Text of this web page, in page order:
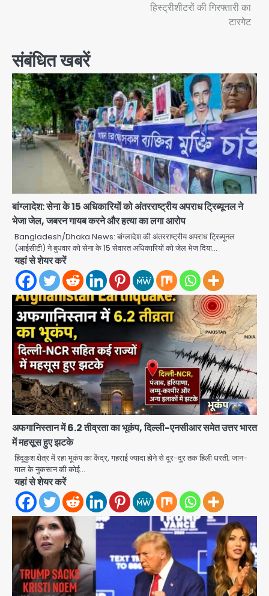
हिस्ट्रीशीटरों की गिरफ्तारी का
टारगेट
संबंधित खबरें
बांग्लादेश: सेना के 15 अधिकारियों को अंतरराष्ट्रीय अपराध ट्रिब्यूनल ने
भेजा जेल, जबरन गायब करने और हत्या का लगा आरोप
Bangladesh/Dhaka News: बांग्लादेश की अंतरराष्ट्रीय अपराध ट्रिब्यूनल
(आईसीटी) ने बुधवार को सेना के 15 सेवारत अधिकारियों को जेल भेज दिया…
यहां से शेयर करें
अफगानिस्तान में 6.2 तीव्रता का भूकंप, दिल्ली-एनसीआर समेत उत्तर भारत
में महसूस हुए झटके
हिंदूकुश क्षेत्र में रहा भूकंप का केंद्र, गहराई ज्यादा होने से दूर-दूर तक हिली धरती; जान-
माल के नुकसान की कोई…
यहां से शेयर करें
2
Thailand school shooting:
थाईलैंड में स्कूल में गोलीबारी, छात्र ने खोली
फायर, दो की मौत, कई घायल
Avinash Kumar
Trump’s Dual Crisis: ईरान युद्ध से
नहीं मिल रहा एग्ज़िट रास्ता, जन्मसिद्ध नागरिकता
पर सुप्रीम कोर्ट को दी फिर चुनौती
Avinash Kumar